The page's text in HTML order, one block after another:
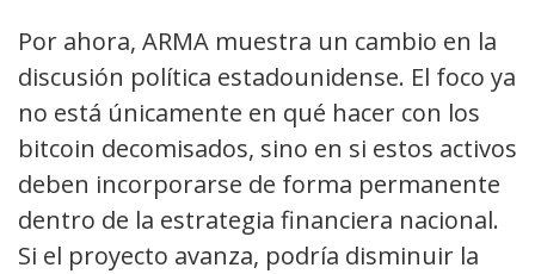
Por ahora, ARMA muestra un cambio en la
discusión política estadounidense. El foco ya
no está únicamente en qué hacer con los
bitcoin decomisados, sino en si estos activos
deben incorporarse de forma permanente
dentro de la estrategia financiera nacional.
Si el proyecto avanza, podría disminuir la